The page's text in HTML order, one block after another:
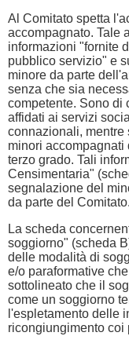
Al Comitato spetta
accompagnato. Tale
informazioni "fornite
pubblico servizio" e
minore da parte
senza che sia
competente. Sono di
affidati ai servizi
connazionali, mentre
minori accompagnati
terzo grado. Tali
Censimentaria"
segnalazione del
da parte del Comitato.
La scheda
soggiorno" (scheda
delle modalità di
e/o paraformative
sottolineato che il
come un soggiorno
l'espletamento delle
ricongiungimento coi